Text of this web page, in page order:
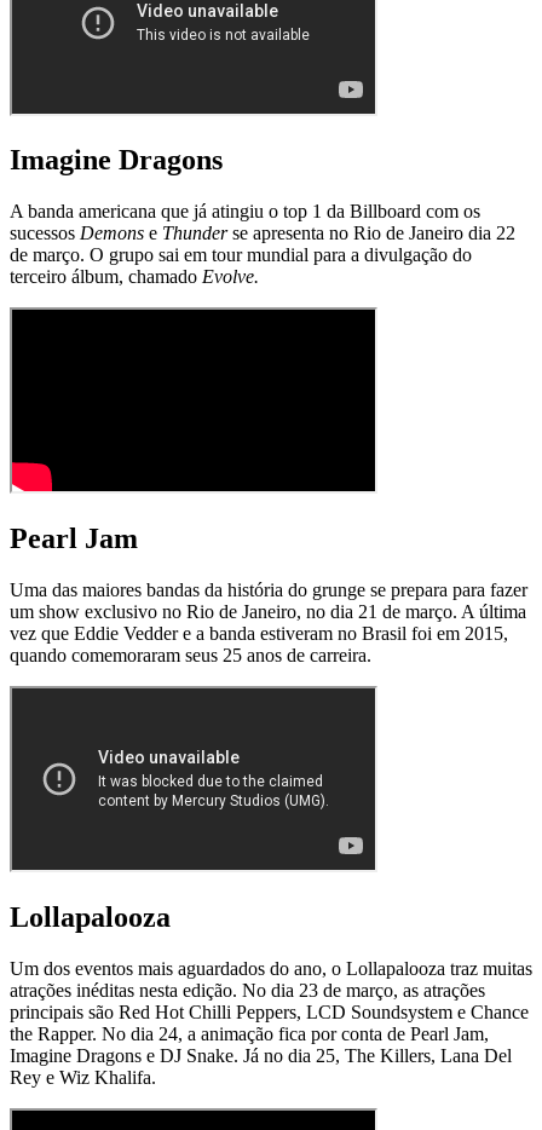
Imagine Dragons
A banda americana que já atingiu o top 1 da Billboard com os
sucessos Demons e Thunderse apresenta no Rio de Janeiro dia 22
de março. O grupo sai em tour mundial para a divulgação do
terceiro álbum, chamado Evolve.
Pearl Jam
Uma das maiores bandas da história do grunge se prepara para fazer
um show exclusivo no Rio de Janeiro, no dia 21 de março. A última
vez que Eddie Vedder e a banda estiveram no Brasil foi em 2015,
quando comemoraram seus 25 anos de carreira.
Lollapalooza
Um dos eventos mais aguardados do ano, o Lollapalooza traz muitas
atrações inéditas nesta edição. No dia 23 de março, as atrações
principais são Red Hot Chilli Peppers, LCD Soundsystem e Chance
the Rapper. No dia 24, a animação fica por conta de Pearl Jam,
Imagine Dragons e DJ Snake. Já no dia 25, The Killers, Lana Del
Rey e Wiz Khalifa.